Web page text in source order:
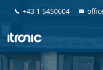
+43 1 5450604
+43 1 5450604